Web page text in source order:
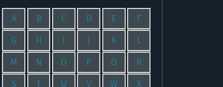
A B C D E F
G H I J K L
M N O P Q R
S T U V W X